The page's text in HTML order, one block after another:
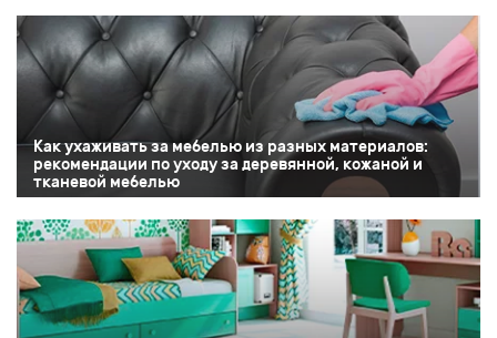
Как ухаживать за мебелью из разных материалов:
рекомендации по уходу за деревянной, кожаной и
тканевой мебелью